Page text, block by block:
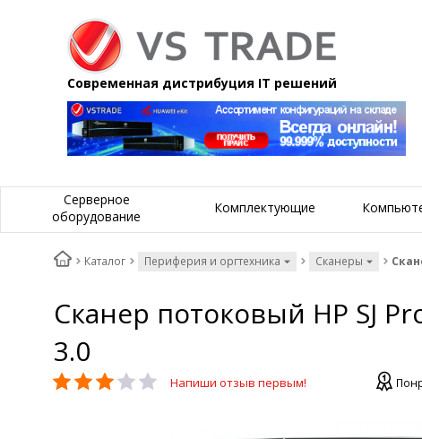
Современная дистрибуция IT решений
Серверное
оборудование
Комплектующие
Каталог Периферия и оргтехника Сканеры
Сканер потоковый HP SJ
3.0
Напиши отзыв первым!